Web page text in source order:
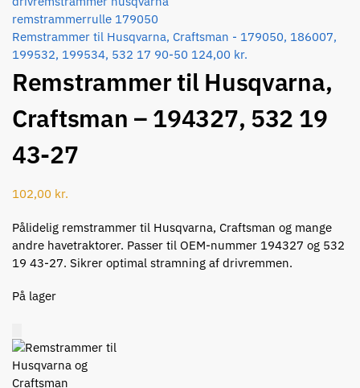
Remstrammer til Husqvarna, Craftsman - 179050, 186007,
199532, 199534, 532 17 90-50 124,00 kr.
Remstrammer til Husqvarna,
Craftsman – 194327, 532 19
43-27
102,00 kr.
Pålidelig remstrammer til Husqvarna, Craftsman og mange
andre havetraktorer. Passer til OEM-nummer 194327 og 532
19 43-27. Sikrer optimal stramning af drivremmen.
På lager